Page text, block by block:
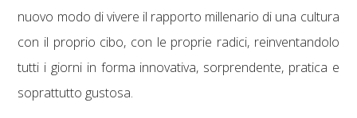
nuovo modo di vivere il rapporto millenario di una cultura
con il proprio cibo, con le proprie radici, reinventandolo
tutti i giorni in forma innovativa, sorprendente, pratica e
soprattutto gustosa.